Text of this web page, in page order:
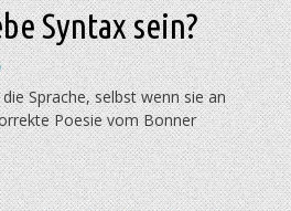
Syntax sein?
Sprache, selbst wenn sie an
Poesie vom Bonner